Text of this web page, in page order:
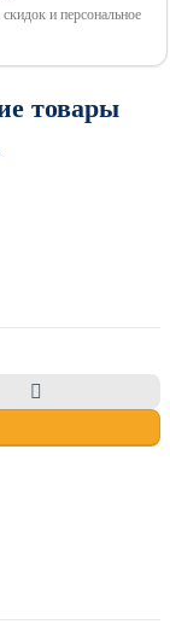
и персональное
товары